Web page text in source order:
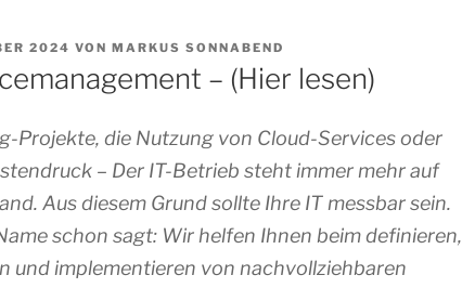
2024 VON MARKUS SONNABEND
– (Hier lesen)
Projekte, die Nutzung von Cloud-Services oder
– Der IT-Betrieb steht immer mehr auf
Aus diesem Grund sollte Ihre IT messbar sein.
schon sagt: Wir helfen Ihnen beim definieren,
und implementieren von nachvollziehbaren